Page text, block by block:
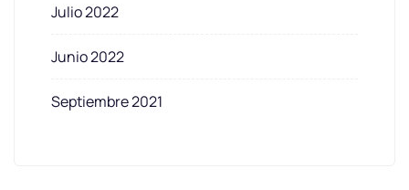
Julio 2022
Junio 2022
Septiembre 2021